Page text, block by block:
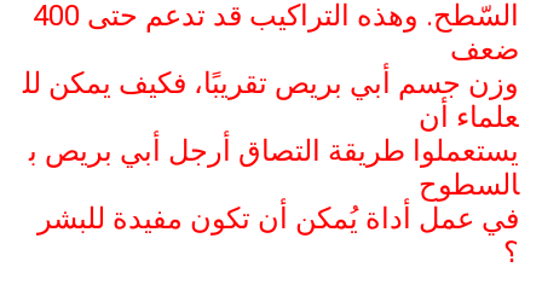
ضعف
وزن جسم أبي بريص تقريبًا، فكيف يمكن لل
علماء أن
يستعملوا طريقة التصاق أرجل أبي بريص ب
السطوح
في عمل أداة يُمكن أن تكون مفيدة للبشر
؟